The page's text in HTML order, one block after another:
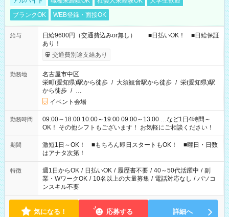
ブランクOK
WEB登録・面接OK
給与
日給9600円（交通費込みor無し） ■日払いOK！ ■日給保証
あり！
交通費別途支給あり
勤務地
名古屋市中区
栄町(愛知県)駅から徒歩 / 大須観音駅から徒歩 / 栄(愛知県)駅
から徒歩 / …
イベント会場
勤務時間
09:00～18:00 10:00～19:00 09:00～13:00 …など1日4時間～
OK！ その他シフトもございます！ お気軽にご相談ください！
期間
激短1日～OK！ ■もちろん即日スタートもOK！ ■曜日・日数
はアナタ次第！
特徴 週1日からOK / 日払いOK / 履歴書不要 / 40～50代活躍中 / 副
業・WワークOK / 10名以上の大量募集 / 電話対応なし / パソコ
ンスキル不要
気になる！ 応募する 詳細へ